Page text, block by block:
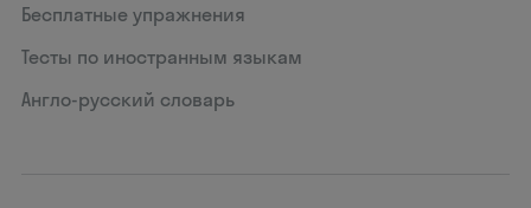
Бесплатные упражнения
Тесты по иностранным языкам
Англо-русский словарь